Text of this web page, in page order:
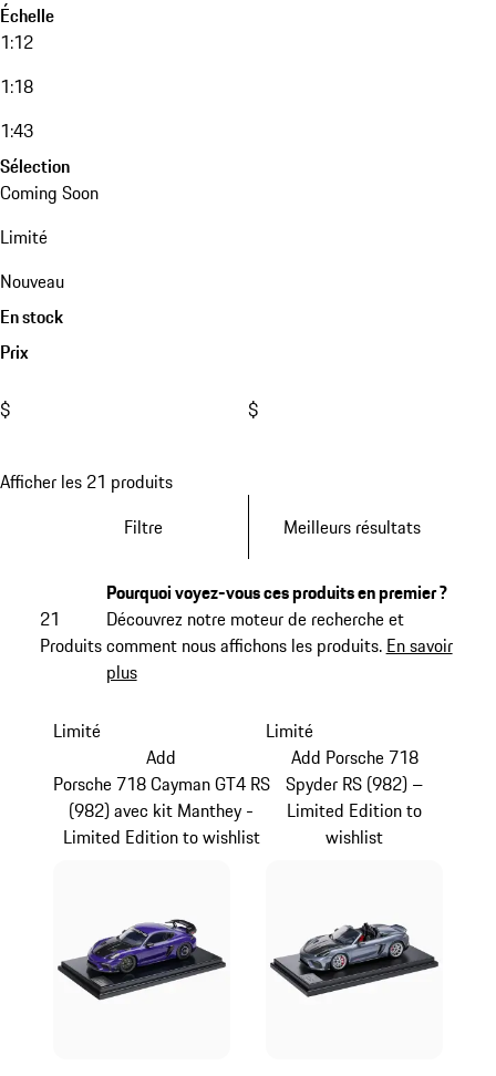
Échelle
1:12
1:18
1:43
Sélection
Coming Soon
Limité
Nouveau
En stock
Prix
$ $
Afficher les 21 produits
Filtre
Meilleurs résultats
21
Produits
Pourquoi voyez-vous ces produits en premier ?
Découvrez notre moteur de recherche et
comment nous affichons les produits. En savoir
plus
Limité
Add
Porsche 718 Cayman GT4 RS
(982) avec kit Manthey -
Limited Edition to wishlist
Limité
Add Porsche 718
Spyder RS (982) –
Limited Edition to
wishlist